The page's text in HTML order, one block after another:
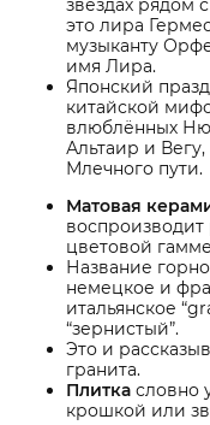
звездах рядом
это лира
музыканту
имя Лира.
Японский
китайской
влюблённых
Альтаир и
Млечного пути.
Матовая
цветовой
Название
немецкое и
итальянское
“зернистый”.
Это и
гранита.
Плитка словно
крошкой или